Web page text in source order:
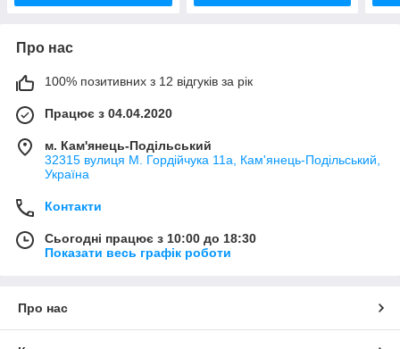
Про нас
100% позитивних з 12 відгуків за рік
Працює з 04.04.2020
м. Кам'янець-Подільський
32315 вулиця М. Гордійчука 11а, Кам'янець-Подільський,
Україна
Контакти
Сьогодні працює з 10:00 до 18:30
Показати весь графік роботи
Про нас